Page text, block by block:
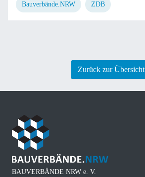
Bauverbände.NRW ZDB
Zurück zur Übersicht
BAUVERBÄNDE NRW e. V.